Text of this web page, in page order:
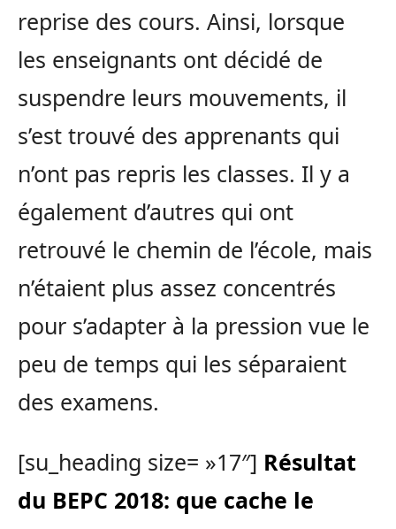
reprise des cours. Ainsi, lorsque
les enseignants ont décidé de
suspendre leurs mouvements, il
s’est trouvé des apprenants qui
n’ont pas repris les classes. Il y a
également d’autres qui ont
retrouvé le chemin de l’école, mais
n’étaient plus assez concentrés
pour s’adapter à la pression vue le
peu de temps qui les séparaient
des examens.
[su_heading size= »17″] Résultat
du BEPC 2018: que cache le